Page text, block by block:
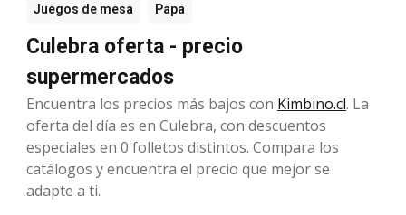
Juegos de mesa Papa
Culebra oferta - precio
supermercados
Encuentra los precios más bajos con Kimbino.cl. La
oferta del día es en Culebra, con descuentos
especiales en 0 folletos distintos. Compara los
catálogos y encuentra el precio que mejor se
adapte a ti.